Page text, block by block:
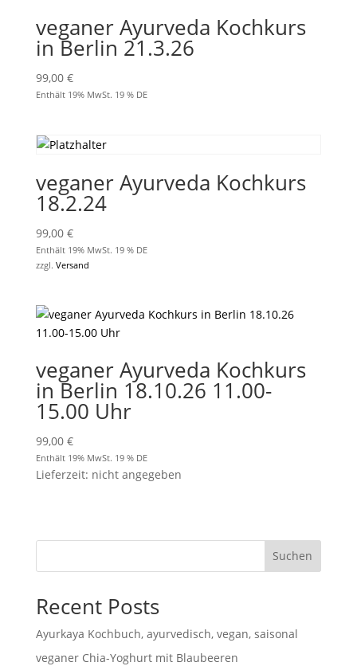
veganer Ayurveda Kochkurs
in Berlin 21.3.26
99,00 €
Enthält 19% MwSt. 19 % DE
veganer Ayurveda Kochkurs
18.2.24
99,00 €
Enthält 19% MwSt. 19 % DE
zzgl. Versand
veganer Ayurveda Kochkurs
in Berlin 18.10.26 11.00-
15.00 Uhr
99,00 €
Enthält 19% MwSt. 19 % DE
Lieferzeit: nicht angegeben
Suchen
Recent Posts
Ayurkaya Kochbuch, ayurvedisch, vegan, saisonal
veganer Chia-Yoghurt mit Blaubeeren